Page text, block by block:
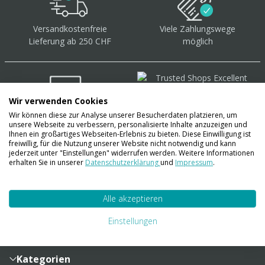
Versandkostenfreie
Lieferung ab 250 CHF
Viele Zahlungswege
möglich
Über 40.000 Artikel auf
Lager
Sendungsverfolgung
Zahlung und Versand
Lieferinformationen
Kategorien
Wir verwenden Cookies
Wir können diese zur Analyse unserer Besucherdaten platzieren, um
unsere Webseite zu verbessern, personalisierte Inhalte anzuzeigen und
Ihnen ein großartiges Webseiten-Erlebnis zu bieten. Diese Einwilligung ist
freiwillig, für die Nutzung unserer Website nicht notwendig und kann
jederzeit unter "Einstellungen" widerrufen werden. Weitere Informationen
erhalten Sie in unserer Datenschutzerklärungund Impressum.
Alle akzeptieren
Einstellungen